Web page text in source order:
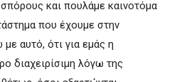
και πουλάμε καινοτόμα
που έχουμε στην
αυτό, ότι για εμάς η
διαχειρίσιμη λόγω της